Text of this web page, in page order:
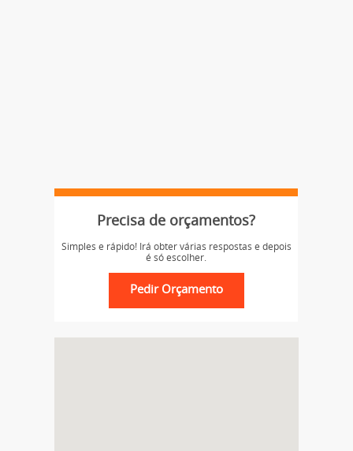
Precisa de orçamentos?
Simples e rápido! Irá obter várias respostas e depois
é só escolher.